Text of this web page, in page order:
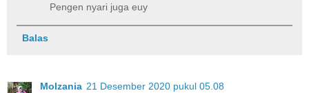
Pengen nyari juga euy
Balas
Molzania 21 Desember 2020 pukul 05.08